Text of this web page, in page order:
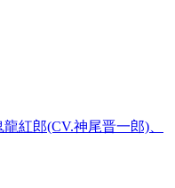
紅郎(CV.神尾晋一郎)、